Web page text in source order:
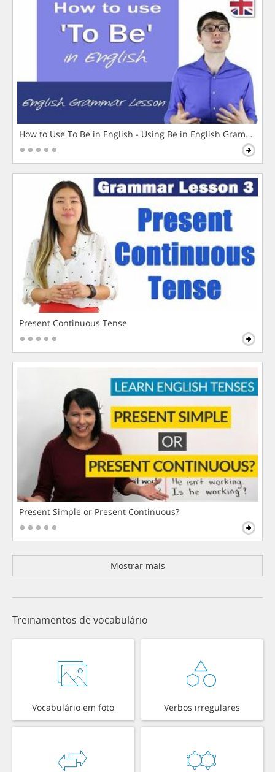
How to Use To Be in English - Using Be in English Grammar
Present Continuous Tense
Present Simple or Present Continuous?
Mostrar mais
Treinamentos de vocabulário
Vocabulário em foto Verbos irregulares